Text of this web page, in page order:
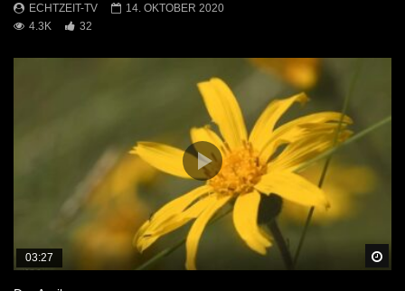
ECHTZEIT-TV
14. OKTOBER 2020
4.3K
32
03:27